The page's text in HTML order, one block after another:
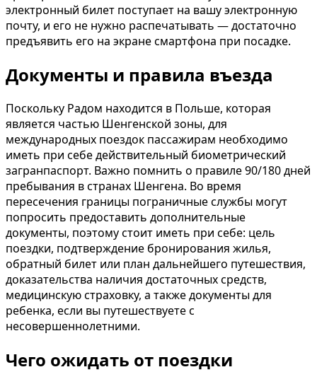
электронный билет поступает на вашу электронную
почту, и его не нужно распечатывать — достаточно
предъявить его на экране смартфона при посадке.
Документы и правила въезда
Поскольку Радом находится в Польше, которая
является частью Шенгенской зоны, для
международных поездок пассажирам необходимо
иметь при себе действительный биометрический
загранпаспорт. Важно помнить о правиле 90/180 дней
пребывания в странах Шенгена. Во время
пересечения границы пограничные службы могут
попросить предоставить дополнительные
документы, поэтому стоит иметь при себе: цель
поездки, подтверждение бронирования жилья,
обратный билет или план дальнейшего путешествия,
доказательства наличия достаточных средств,
медицинскую страховку, а также документы для
ребенка, если вы путешествуете с
несовершеннолетними.
Чего ожидать от поездки